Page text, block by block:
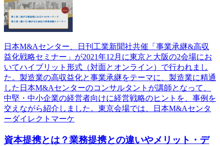
日本M&Aセンター、日刊工業新聞社共催「事業承継&高収
益化戦略セミナー」が2021年12月に東京と大阪の2会場にお
いてハイブリット形式（対面とオンライン）で行われまし
た。製造業の高収益化と事業承継をテーマに、製造業に精通
した日本M&Aセンターのコンサルタントが講師となって、
中堅・中小企業の経営者向けに経営戦略のヒントを、事例を
交えながら紹介しました。東京会場では、日本M&Aセンタ
ーダイレクトマーケ
資本提携とは？業務提携との違いやメリット・デ